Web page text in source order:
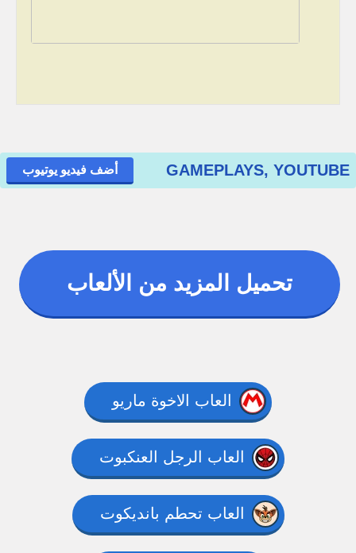
GAMEPLAYS, YOUTUBE أضف فيديو يوتيوب
تحميل المزيد من الألعاب
العاب الاخوة ماريو
العاب الرجل العنكبوت
العاب تحطم بانديكوت